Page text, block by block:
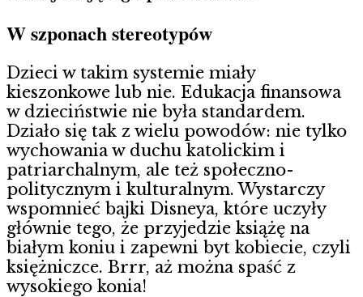
W szponach stereotypów
Dzieci w takim systemie miały
kieszonkowe lub nie. Edukacja finansowa
w dzieciństwie nie była standardem.
Działo się tak z wielu powodów: nie tylko
wychowania w duchu katolickim i
patriarchalnym, ale też społeczno-
politycznym i kulturalnym. Wystarczy
wspomnieć bajki Disneya, które uczyły
głównie tego, że przyjedzie książę na
białym koniu i zapewni byt kobiecie, czyli
księżniczce. Brrr, aż można spaść z
wysokiego konia!